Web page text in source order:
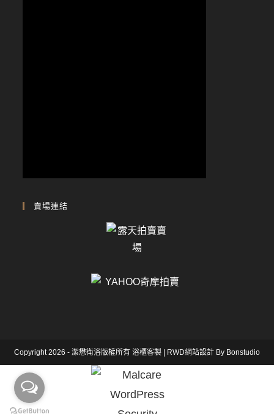
賣場連結
Copyright 2026 - 潔懋衛浴版權所有 浴櫃客製 RWD網站設計 By Bonstudio